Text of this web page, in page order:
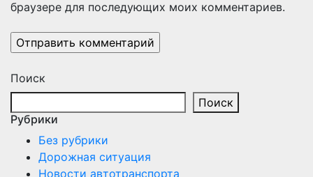
браузере для последующих моих комментариев.
Поиск
Поиск
Рубрики
Без рубрики
Дорожная ситуация
Новости автотранспорта